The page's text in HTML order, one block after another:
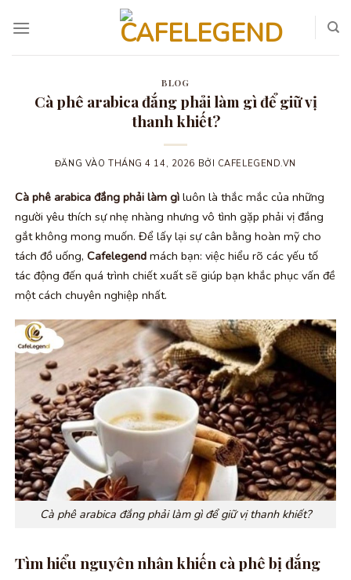
qua
BLOG
Cà phê arabica đắng phải làm gì để giữ vị
thanh khiết?
ĐĂNG VÀO THÁNG 4 14, 2026 BỞI CAFELEGEND.VN
Cà phê arabica đắng phải làm gì luôn là thắc mắc của những
người yêu thích sự nhẹ nhàng nhưng vô tình gặp phải vị đắng
gắt không mong muốn. Để lấy lại sự cân bằng hoàn mỹ cho
tách đồ uống, Cafelegend mách bạn: việc hiểu rõ các yếu tố
tác động đến quá trình chiết xuất sẽ giúp bạn khắc phục vấn đề
một cách chuyên nghiệp nhất.
Cà phê arabica đắng phải làm gì để giữ vị thanh khiết?
Tìm hiểu nguyên nhân khiến cà phê bị đắng